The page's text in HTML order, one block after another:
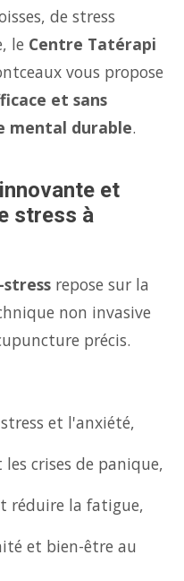
de stress
le Centre Tatérapi
vous propose
et sans
mental durable.
et
stress à
repose sur la
non invasive
précis.
et l'anxiété,
les crises de panique,
réduire la fatigue,
et bien-être au